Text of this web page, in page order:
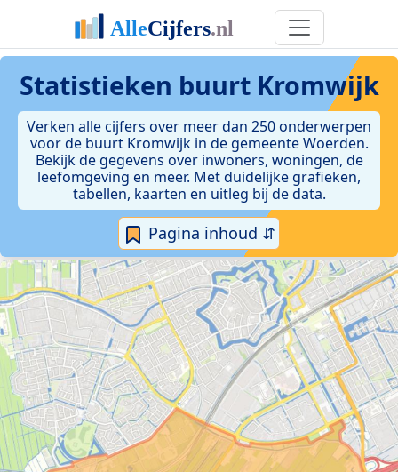
Statistieken buurt Kromwijk
Verken alle cijfers over meer dan 250 onderwerpen
voor de buurt Kromwijk in de gemeente Woerden.
Bekijk de gegevens over inwoners, woningen, de
leefomgeving en meer. Met duidelijke grafieken,
tabellen, kaarten en uitleg bij de data.
Pagina inhoud ⇵